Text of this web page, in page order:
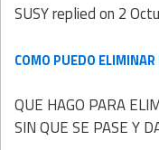
SUSYreplied on 2
COMO PUEDO
QUE HAGO PARA
SIN QUE SE PASE Y